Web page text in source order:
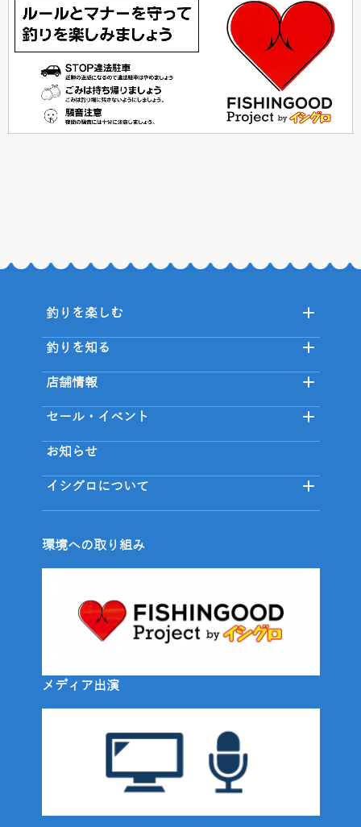
釣りを楽しむ
釣りを知る
店舗情報
セール・イベント
お知らせ
イシグロについて
環境への取り組み
メディア出演